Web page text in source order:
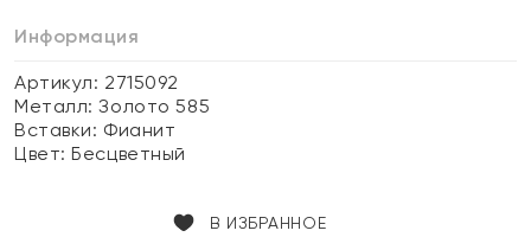
Информация
Артикул: 2715092
Металл:Золото 585
Вставки: Фианит
Цвет:Бесцветный
В ИЗБРАННОЕ